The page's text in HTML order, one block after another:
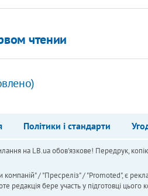
чтении
Політики і стандарти
на LB.ua обов'язкове! Передрук,
/ "Пресреліз" / "Promoted", є
бере участь у підготовці цього